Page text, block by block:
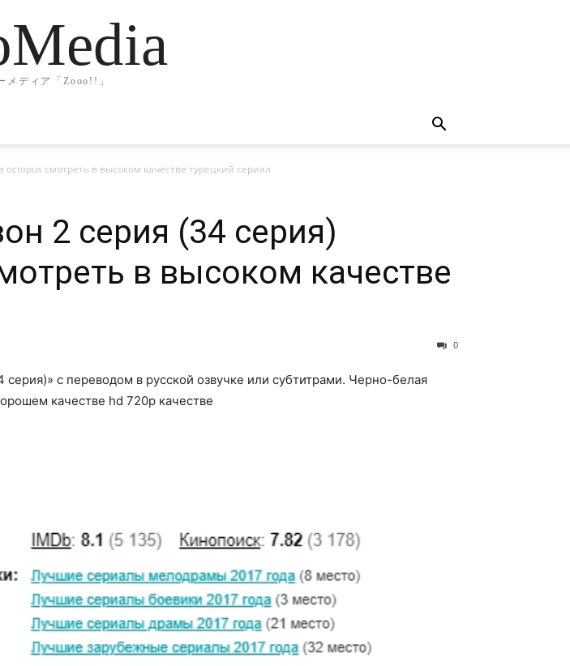
メディア「Zooo!!」
смотреть в высоком качестве турецкий сериал
2 серия (34 серия)
в высоком качестве
0
с переводом в русской озвучке или субтитрами. Черно-белая
качестве hd 720p качестве